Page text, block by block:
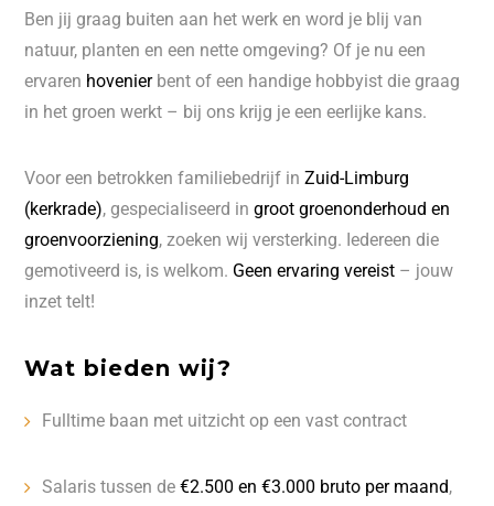
Ben jij graag buiten aan het werk en word je blij van
natuur, planten en een nette omgeving? Of je nu een
ervaren hovenierbent of een handige hobbyist die graag
in het groen werkt – bij ons krijg je een eerlijke kans.
Voor een betrokken familiebedrijf inZuid-Limburg
(kerkrade), gespecialiseerd ingroot groenonderhoud en
groenvoorziening, zoeken wij versterking. Iedereen die
gemotiveerd is, is welkom. Geen ervaring vereist – jouw
inzet telt!
Wat bieden wij?
Fulltime baan met uitzicht op een vast contract
Salaris tussen de€2.500 en €3.000 bruto per maand,